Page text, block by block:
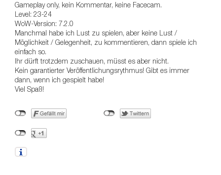
Gameplay only, kein Kommentar, keine Facecam.
Level: 23-24
WoW-Version: 7.2.0
Manchmal habe ich Lust zu spielen, aber keine Lust /
Möglichkeit / Gelegenheit, zu kommentieren, dann spiele ich
einfach so.
Ihr dürft trotzdem zuschauen, müsst es aber nicht.
Kein garantierter Veröffentlichungsrythmus! Gibt es immer
dann, wenn ich gespielt habe!
Viel Spaß!